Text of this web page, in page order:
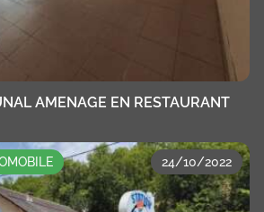
AMENAGE EN RESTAURANT
24/10/2022